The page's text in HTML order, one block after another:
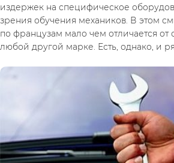
издержек на специфическое
зрения обучения механиков. В этом
по французам мало чем отличается от
любой другой марке. Есть, однако, и